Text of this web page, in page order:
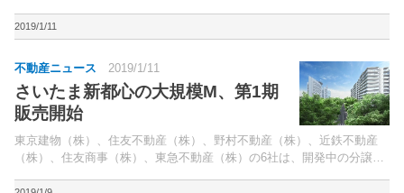
し、地下鉄「日本橋」駅や「京橋」駅などにも近接。
2019/1/11
不動産ニュース 2019/1/11
さいたま新都心の大規模M、第1期
販売開始
東京建物（株）、住友不動産（株）、野村不動産（株）、近鉄不動産
（株）、住友商事（株）、東急不動産（株）の6社は、開発中の分譲マ